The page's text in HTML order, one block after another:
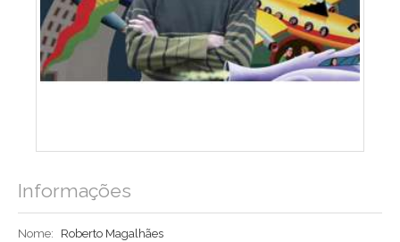
Informações
Nome:
Roberto Magalhães